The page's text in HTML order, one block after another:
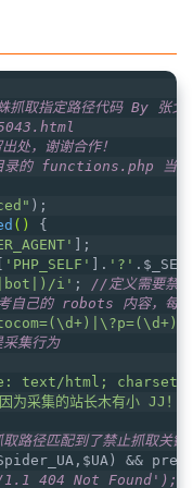
取指定路径代码 By 张戈
处，谢谢合作！
录的 functions.php 当中
);
()
{
];
'PHP_SELF' ]. '?'
i' ; //定义需要禁
自己的 robots 内容，每个
集行为
text/html;
为采集的站长木有小 JJ！'
路径匹配到了禁止抓取关
&&
1.1 404 Not